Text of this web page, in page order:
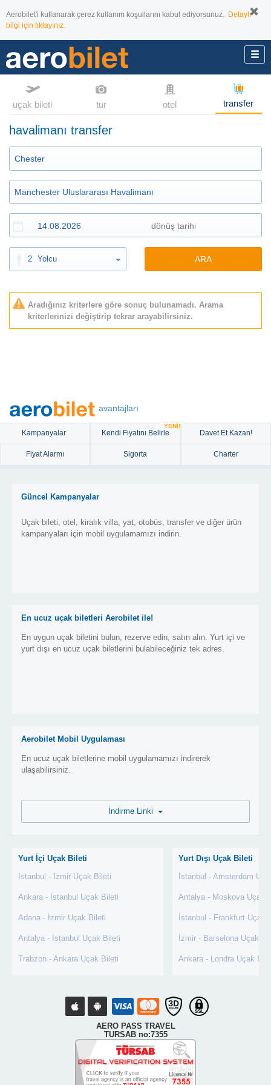
Aerobilet'i kullanarak çerez kullanım koşullarını kabul ediyorsunuz. Detaylı
bilgi için tıklayınız.
uçak bileti tur otel transfer
havalimanı transfer
2 Yolcu ARA
Aradığınız kriterlere göre sonuç bulunamadı. Arama
kriterlerinizi değiştirip tekrar arayabilirsiniz.
avantajları
Kampanyalar Kendi Fiyatını Belirle
YENİ!
Davet Et Kazan!
Fiyat Alarmı Sigorta Charter
Güncel Kampanyalar
Uçak bileti, otel, kiralık villa, yat, otobüs, transfer ve diğer ürün
kampanyaları için mobil uygulamamızı indirin.
En ucuz uçak biletleri Aerobilet ile!
En uygun uçak biletini bulun, rezerve edin, satın alın. Yurt içi ve
yurt dışı en ucuz uçak biletlerini bulabileceğiniz tek adres.
Aerobilet Mobil Uygulaması
En ucuz uçak biletlerine mobil uygulamamızı indirerek
ulaşabilirsiniz.
Yurt İçi Uçak Bileti
İstanbul - İzmir Uçak Bileti
Ankara - İstanbul Uçak Bileti
Adana - İzmir Uçak Bileti
Antalya - İstanbul Uçak Bileti
Trabzon - Ankara Uçak Bileti
Yurt Dışı Uçak Bileti
İstanbul - Amsterdam
Antalya - Moskova Uçak
İstanbul - Frankfurt Uçak
İzmir - Barselona Uçak
Ankara - Londra Uçak
AERO PASS TRAVEL
TURSAB no:7355